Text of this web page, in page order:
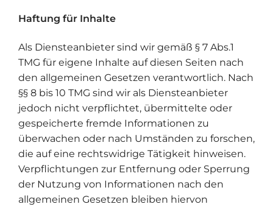
Haftung für Inhalte
Als Diensteanbieter sind wir gemäß § 7 Abs.1
TMG für eigene Inhalte auf diesen Seiten nach
den allgemeinen Gesetzen verantwortlich. Nach
§§ 8 bis 10 TMG sind wir als Diensteanbieter
jedoch nicht verpflichtet, übermittelte oder
gespeicherte fremde Informationen zu
überwachen oder nach Umständen zu forschen,
die auf eine rechtswidrige Tätigkeit hinweisen.
Verpflichtungen zur Entfernung oder Sperrung
der Nutzung von Informationen nach den
allgemeinen Gesetzen bleiben hiervon